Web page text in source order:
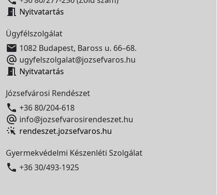
 Nyitvatartás
Ügyfélszolgálat
 1082 Budapest, Baross u. 66–68.
 ugyfelszolgalat@jozsefvaros.hu
 Nyitvatartás
Józsefvárosi Rendészet
 +36 80/204-618
 info@jozsefvarosirendeszet.hu
rendeszet.jozsefvaros.hu
Gyermekvédelmi Készenléti Szolgálat
 +36 30/493-1925